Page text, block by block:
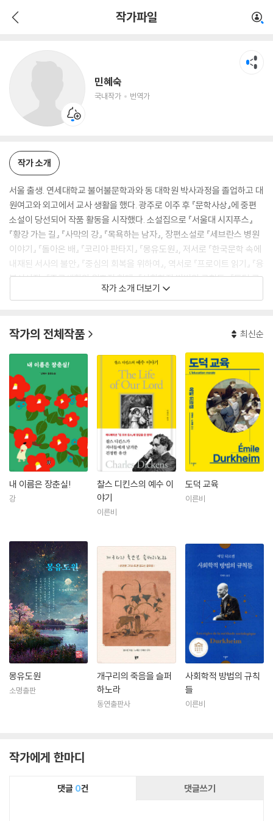
작가파일
민혜숙
국내작가 번역가
작가 소개
서울 출생. 연세대학교 불어불문학과와 동 대학원 박사과정을 졸업하고 대
원여고와 외고에서 교사 생활을 했다. 광주로 이주 후 『문학사상』에 중편
소설이 당선되어 작품 활동을 시작했다. 소설집으로 『서울대 시지푸스』
『황강 가는 길』 『사막의 강』 『목욕하는 남자』, 장편소설로 『세브란스 병원
이야기』 『돌아온 배』 『코리아 판타지』 『몽유도원』, 저서로 『한국문학 속에
내재된 서사의 불안』 『중심의 회복을 위하여』, 역서로 『프로이트 읽기』 『융
분석사전』 『종교생활의 원초적 형태』 『사회학적 방법의 규칙들』 『도덕 교
육』 등이 있다. 호남신학대학 조교수를 거쳐 광주새길교회를 개척하여 작
작가 소개 더보기
작가의 전체작품 최신순
내 이름은 장춘실!
강
찰스 디킨스의 예수 이
야기
이른비
도덕 교육
이른비
몽유도원
소명출판
개구리의 죽음을 슬퍼
하노라
동연출판사
사회학적 방법의 규칙
들
이른비
작가에게 한마디
댓글 0건 댓글쓰기